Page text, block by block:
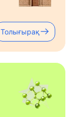
Толығырақ